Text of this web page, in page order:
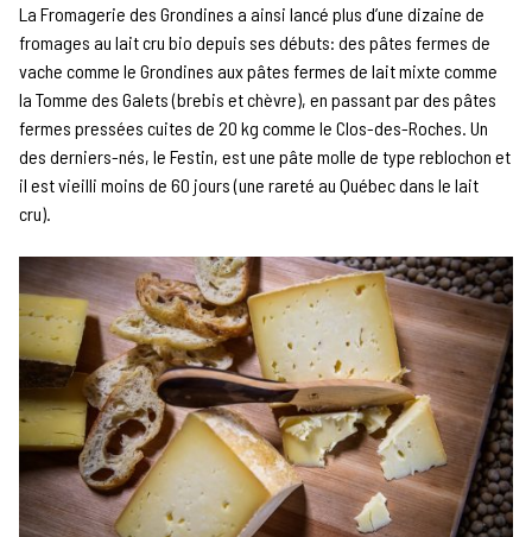
La Fromagerie des Grondines a ainsi lancé plus d’une dizaine de
fromages au lait cru bio depuis ses débuts: des pâtes fermes de
vache comme le Grondines aux pâtes fermes de lait mixte comme
la Tomme des Galets (brebis et chèvre), en passant par des pâtes
fermes pressées cuites de 20 kg comme le Clos-des-Roches. Un
des derniers-nés, le Festin, est une pâte molle de type reblochon et
il est vieilli moins de 60 jours (une rareté au Québec dans le lait
cru).